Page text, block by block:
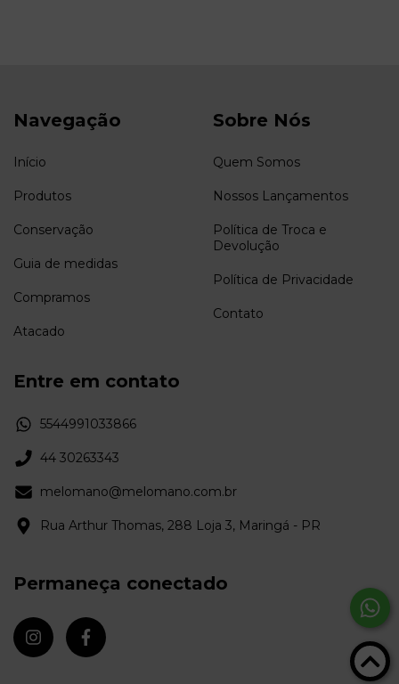
Navegação
Início
Produtos
Conservação
Guia de medidas
Compramos
Atacado
Sobre Nós
Quem Somos
Nossos Lançamentos
Política de Troca e
Devolução
Política de Privacidade
Contato
Entre em contato
5544991033866
44 30263343
melomano@melomano.com.br
Rua Arthur Thomas, 288 Loja 3, Maringá - PR
Permaneça conectado